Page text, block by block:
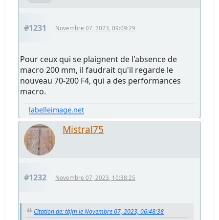
#1231 Novembre 07, 2023, 09:09:29
Pour ceux qui se plaignent de l'absence de
macro 200 mm, il faudrait qu'il regarde le
nouveau 70-200 F4, qui a des performances
macro.
labelleimage.net
Mistral75
#1232 Novembre 07, 2023, 10:38:25
Citation de: tbjm le Novembre 07, 2023, 06:48:38